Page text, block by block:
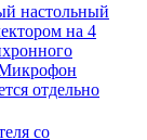
настольный
на 4
отдельно
со